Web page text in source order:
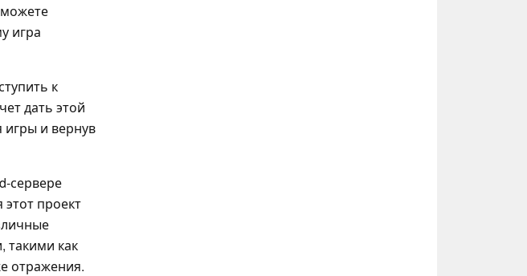
игра
к
дать этой
игры и вернув
сервере
проект
такими как
отражения.